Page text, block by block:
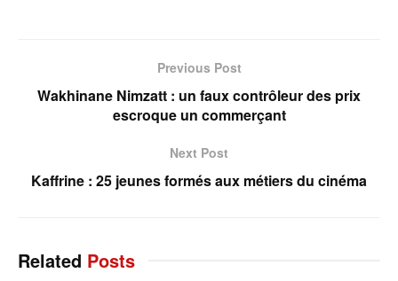
Previous Post
Wakhinane Nimzatt : un faux contrôleur des prix
escroque un commerçant
Next Post
Kaffrine : 25 jeunes formés aux métiers du cinéma
Related Posts